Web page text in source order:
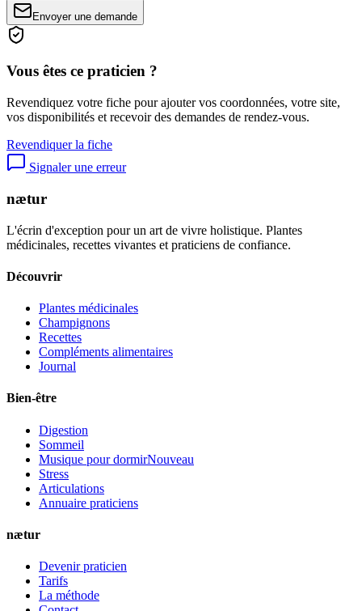
Envoyer une demande
Vous êtes ce praticien ?
Revendiquez votre fiche pour ajouter vos coordonnées, votre site,
vos disponibilités et recevoir des demandes de rendez-vous.
Revendiquer la fiche
Signaler une erreur
nætur
L'écrin d'exception pour un art de vivre holistique. Plantes
médicinales, recettes vivantes et praticiens de confiance.
Découvrir
Plantes médicinales
Champignons
Recettes
Compléments alimentaires
Journal
Bien-être
Digestion
Sommeil
Musique pour dormirNouveau
Stress
Articulations
Annuaire praticiens
nætur
Devenir praticien
Tarifs
La méthode